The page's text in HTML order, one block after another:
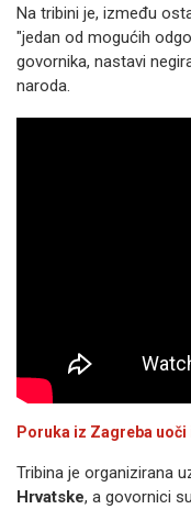
Na tribini je, između
"jedan od mogućih
govornika, nastavi
naroda.
Poruka iz Zagreba uoči
Tribina je organizirana
Hrvatske, a govornici